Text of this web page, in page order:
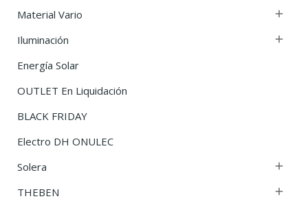
Material Vario 
Iluminación 
Energía Solar
OUTLET En Liquidación
BLACK FRIDAY
Electro DH ONULEC
Solera

THEBEN 